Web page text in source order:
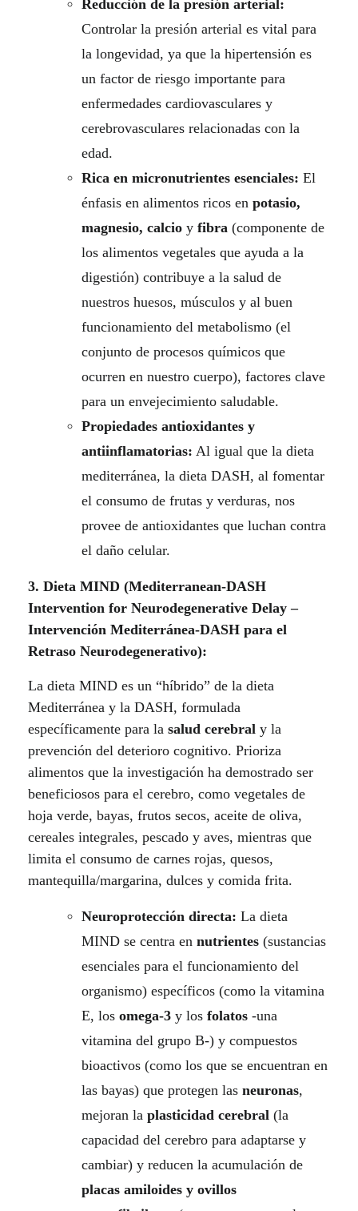
Reducción de la presión arterial:
Controlar la presión arterial es vital para
la longevidad, ya que la hipertensión es
un factor de riesgo importante para
enfermedades cardiovasculares y
cerebrovasculares relacionadas con la
edad.
Rica en micronutrientes esenciales: El
énfasis en alimentos ricos enpotasio,
magnesio, calcio yfibra (componente de
los alimentos vegetales que ayuda a la
digestión) contribuye a la salud de
nuestros huesos, músculos y al buen
funcionamiento del metabolismo (el
conjunto de procesos químicos que
ocurren en nuestro cuerpo), factores clave
para un envejecimiento saludable.
Propiedades antioxidantes y
antiinflamatorias: Al igual que la dieta
mediterránea, la dieta DASH, al fomentar
el consumo de frutas y verduras, nos
provee de antioxidantes que luchan contra
el daño celular.
3. Dieta MIND (Mediterranean-DASH
Intervention for Neurodegenerative Delay –
Intervención Mediterránea-DASH para el
Retraso Neurodegenerativo):
La dieta MIND es un “híbrido” de la dieta
Mediterránea y la DASH, formulada
específicamente para la salud cerebral y la
prevención del deterioro cognitivo. Prioriza
alimentos que la investigación ha demostrado ser
beneficiosos para el cerebro, como vegetales de
hoja verde, bayas, frutos secos, aceite de oliva,
cereales integrales, pescado y aves, mientras que
limita el consumo de carnes rojas, quesos,
mantequilla/margarina, dulces y comida frita.
Neuroprotección directa: La dieta
MIND se centra ennutrientes (sustancias
esenciales para el funcionamiento del
organismo) específicos (como la vitamina
E, losomega-3 y losfolatos -una
vitamina del grupo B-) y compuestos
bioactivos (como los que se encuentran en
las bayas) que protegen lasneuronas,
mejoran laplasticidad cerebral (la
capacidad del cerebro para adaptarse y
cambiar) y reducen la acumulación de
placas amiloides y ovillos